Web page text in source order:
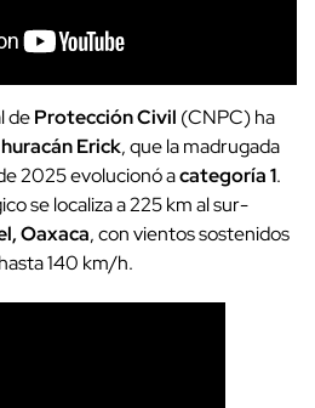
deProtección Civil (CNPC) ha
huracán Erick, que la madrugada
2025 evolucionó acategoría 1.
se localiza a 225 km al sur-
Oaxaca, con vientos sostenidos
140 km/h.